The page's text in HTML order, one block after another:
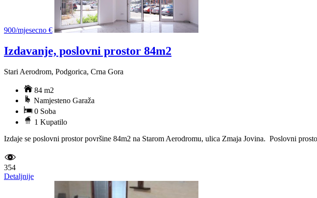
900/mjesecno €
Izdavanje, poslovni prostor 84m2
Stari Aerodrom, Podgorica, Crna Gora
84 m2
Namjesteno Garaža
0 Soba
1 Kupatilo
Izdaje se poslovni prostor površine 84m2 na Starom Aerodromu, ulica Zmaja Jovina. Poslovni
354
Detaljnije